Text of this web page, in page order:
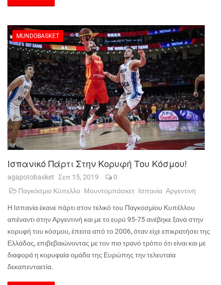
MUNDOBASKET
Ισπανικό Πάρτι Στην Κορυφή Του Κόσμου!
agapotobasket Σεπ 15, 2019
0
Παγκόσμιο Κύπελλο Μουντομπάσκετ Ισπανία Αργεντινή
Η Ισπανία έκανε πάρτι στον τελικό του Παγκοσμίου Κυπέλλου
απέναντι στην Αργεντινή και με το ευρύ 95-75 ανέβηκε ξανά στην
κορυφή του κόσμου, έπειτα από το 2006, όταν είχε επικρατήσει της
Ελλάδας, επιβεβαιώνοντας με τον πιο τρανό τρόπο ότι είναι και με
διαφορά η κορυφαία ομάδα της Ευρώπης την τελευταία
δεκαπενταετία.